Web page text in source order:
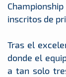
inscritos de
Tras el
donde el
a tan solo